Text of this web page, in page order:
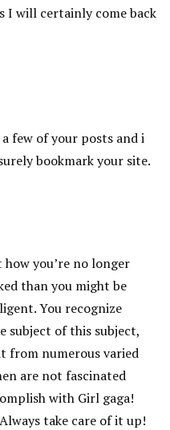
will certainly come back
few of your posts and i
bookmark your site.
you’re no longer
than you might be
You recognize
subject of this subject,
from numerous varied
are not fascinated
with Girl gaga!
take care of it up!